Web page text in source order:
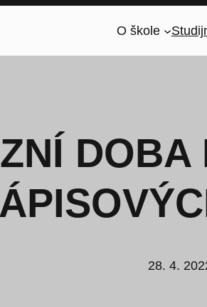
O škole
DOBA
28. 4.